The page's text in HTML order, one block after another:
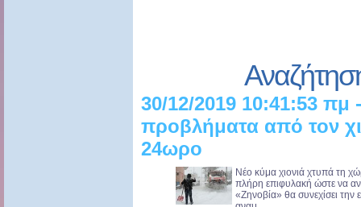
30/12/2019 10:41:53
προβλήματα από τον
24ωρο
Νέο κύμα χιονιά χτυπά τη
πλήρη επιφυλακή ώστε να
«Ζηνοβία» θα συνεχίσει την